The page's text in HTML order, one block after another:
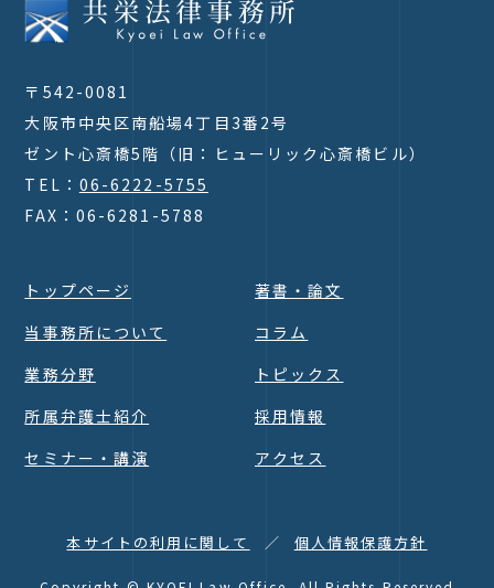
Page Top
〒542-0081
大阪市中央区南船場4丁目3番2号
ゼント心斎橋5階（旧：ヒューリック心斎橋ビル）
TEL： 06-6222-5755
FAX：06-6281-5788
トップページ
当事務所について
業務分野
所属弁護士紹介
セミナー・講演
著書・論文
コラム
トピックス
採用情報
アクセス
本サイトの利用に関して 個人情報保護方針